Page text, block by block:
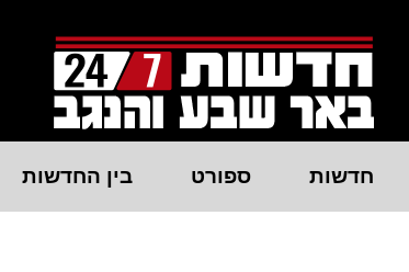
חדשות ספורט בין החדשות